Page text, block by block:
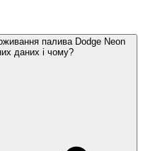
палива Dodge Neon
даних і чому?